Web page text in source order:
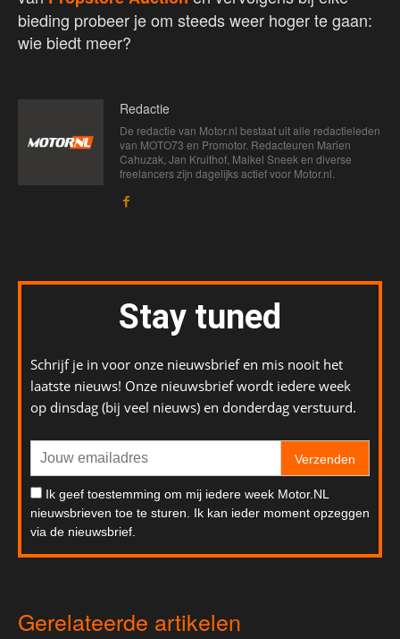
bieding probeer je om steeds weer hoger te gaan:
wie biedt meer?
Redactie
De redactie van Motor.nl bestaat uit alle redactieleden
van MOTO73 en Promotor. Redacteuren Marien
Cahuzak, Jan Kruithof, Maikel Sneek en diverse
freelancers zijn dagelijks actief voor Motor.nl.
Stay tuned
Schrijf je in voor onze nieuwsbrief en mis nooit het
laatste nieuws! Onze nieuwsbrief wordt iedere week
op dinsdag (bij veel nieuws) en donderdag verstuurd.
Verzenden
Ik geef toestemming om mij iedere week Motor.NL
nieuwsbrieven toe te sturen. Ik kan ieder moment opzeggen
via de nieuwsbrief.
Gerelateerde artikelen